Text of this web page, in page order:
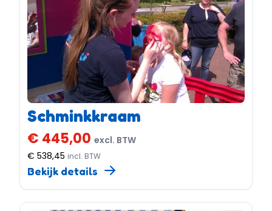
Schminkkraam
€ 445,00 excl. BTW
€ 538,45 incl. BTW
Bekijk details